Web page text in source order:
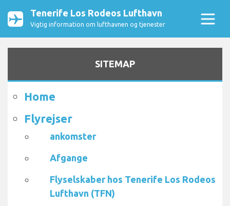
Tenerife Los Rodeos Lufthavn
Vigtig information om lufthavnen og tjenester
SITEMAP
Home
Flyrejser
ankomster
Afgange
Flyselskaber hos Tenerife Los Rodeos
Lufthavn (TFN)